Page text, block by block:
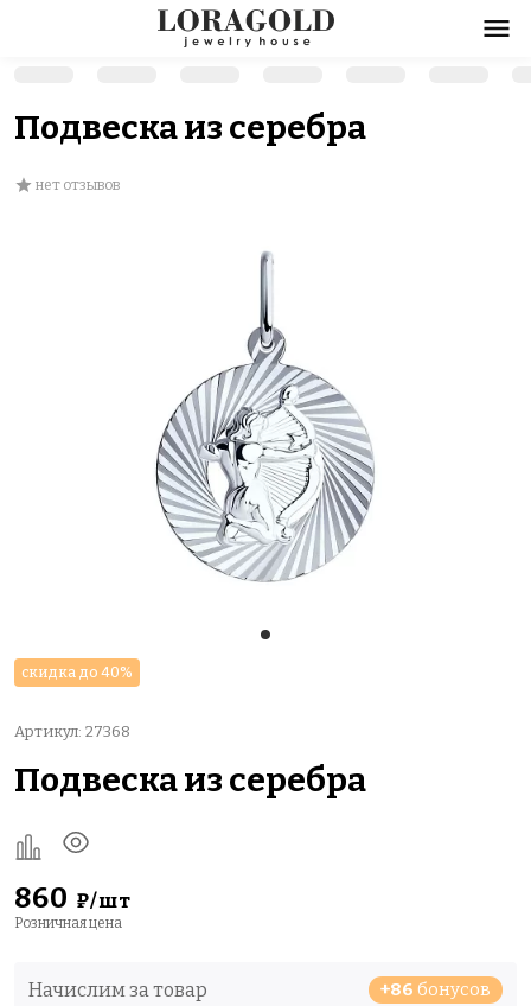
Подвеска из серебра
нет отзывов
скидка до 40%
Артикул: 27368
Подвеска из серебра
860 ₽/шт
Розничная цена
Начислим за товар +86 бонусов